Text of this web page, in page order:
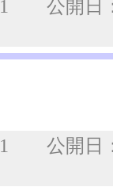
1 公開
1 公開